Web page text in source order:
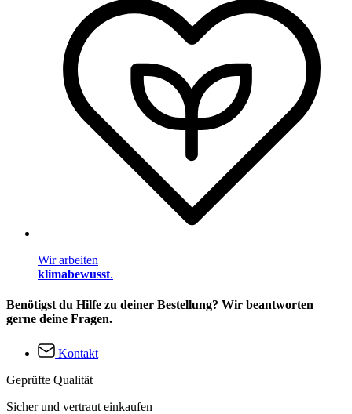
Wir arbeiten
klimabewusst.
Benötigst du Hilfe zu deiner Bestellung? Wir beantworten
gerne deine Fragen.
Kontakt
Geprüfte Qualität
Sicher und vertraut einkaufen